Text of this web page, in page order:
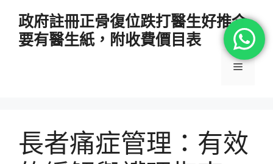
政府註冊正骨復位跌打醫生好推介
要有醫生紙，附收費價目表
選
長者痛症管理：有效